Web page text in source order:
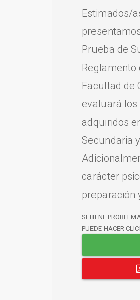
Estimados/
Prueba de
Reglamento
Facultad de
evaluará
adquiridos
Secundaria
carácter
preparación
SI TIENE
PUEDE HACER